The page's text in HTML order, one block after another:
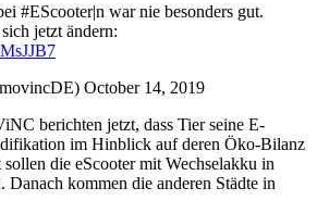
#EScooter|n war nie besonders gut.
jetzt ändern:
October 14, 2019
berichten jetzt, dass Tier seine E-
im Hinblick auf deren Öko-Bilanz
die eScooter mit Wechselakku in
Danach kommen die anderen Städte in